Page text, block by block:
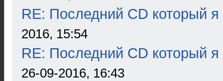
RE: Последний CD который я
2016, 15:54
RE: Последний CD который я
26-09-2016, 16:43